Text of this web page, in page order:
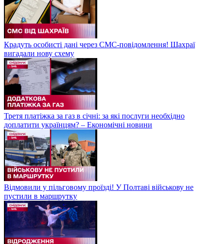
Крадуть особисті дані через СМС-повідомлення! Шахраї
вигадали нову схему
Третя платіжка за газ в січні: за які послуги необхідно
доплатити українцям? – Економічні новини
Відмовили у пільговому проїзді! У Полтаві військову не
пустили в маршрутку